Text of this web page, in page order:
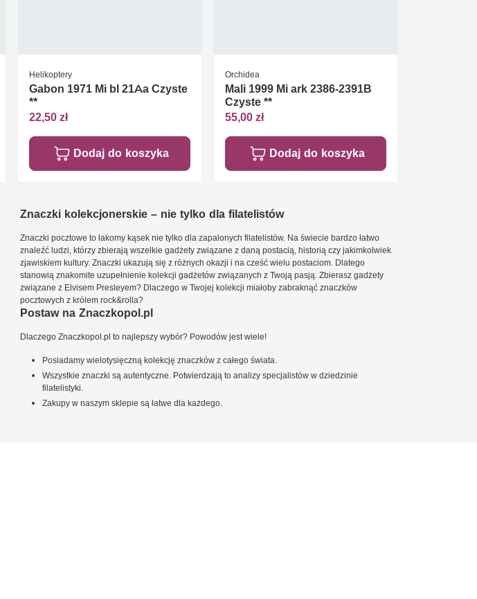
Helikoptery
Gabon 1971 Mi bl 21Aa Czyste
**
22,50 zł
Dodaj do koszyka
Orchidea
Mali 1999 Mi ark 2386-2391B
Czyste **
55,00 zł
Dodaj do koszyka
Znaczki kolekcjonerskie – nie tylko dla filatelistów
Znaczki pocztowe to łakomy kąsek nie tylko dla zapalonych filatelistów. Na świecie bardzo łatwo
znaleźć ludzi, którzy zbierają wszelkie gadżety związane z daną postacią, historią czy jakimkolwiek
zjawiskiem kultury. Znaczki ukazują się z różnych okazji i na cześć wielu postaciom. Dlatego
stanowią znakomite uzupełnienie kolekcji gadżetów związanych z Twoją pasją. Zbierasz gadżety
związane z Elvisem Presleyem? Dlaczego w Twojej kolekcji miałoby zabraknąć znaczków
pocztowych z królem rock&rolla?
Postaw na Znaczkopol.pl
Dlaczego Znaczkopol.pl to najlepszy wybór? Powodów jest wiele!
Posiadamy wielotysięczną kolekcję znaczków z całego świata.
Wszystkie znaczki są autentyczne. Potwierdzają to analizy specjalistów w dziedzinie
filatelistyki.
Zakupy w naszym sklepie są łatwe dla każdego.